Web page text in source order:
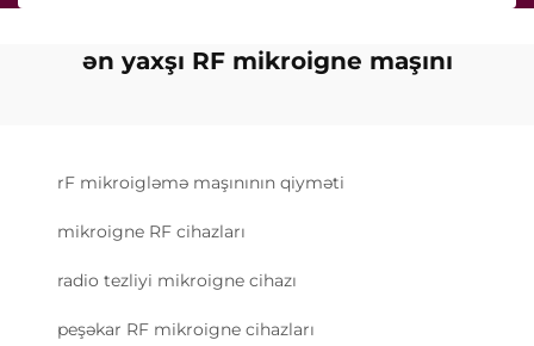
ən yaxşı RF mikroigne maşını
rF mikroigləmə maşınının qiyməti
mikroigne RF cihazları
radio tezliyi mikroigne cihazı
peşəkar RF mikroigne cihazları